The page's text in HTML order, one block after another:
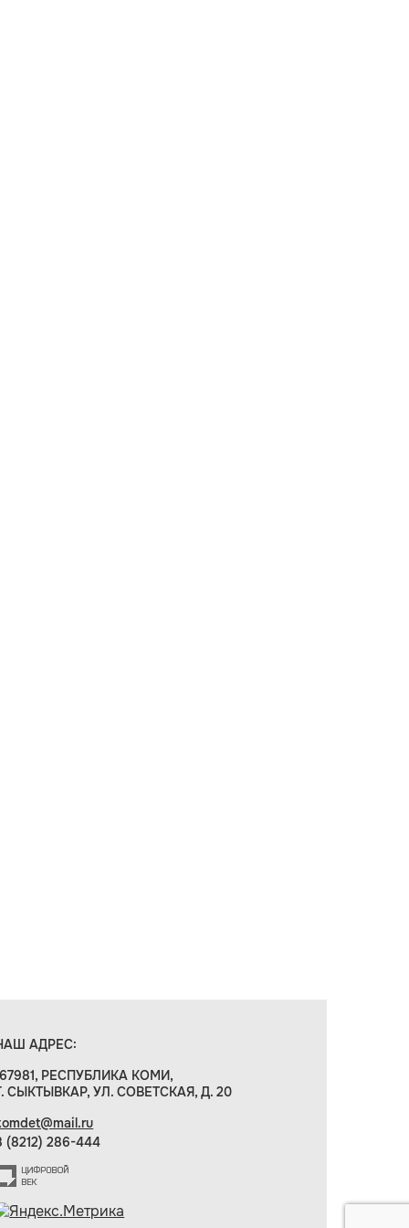
АДРЕС:
РЕСПУБЛИКА КОМИ,
СЫКТЫВКАР, УЛ. СОВЕТСКАЯ, Д. 20
(8212) 286-444